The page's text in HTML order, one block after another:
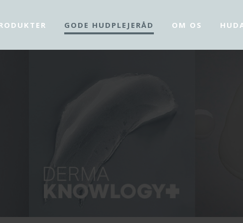
GODE HUDPLEJERÅD OM OS